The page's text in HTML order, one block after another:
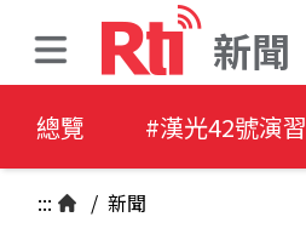
新聞
總覽 #漢光42號演習
::: / 新聞